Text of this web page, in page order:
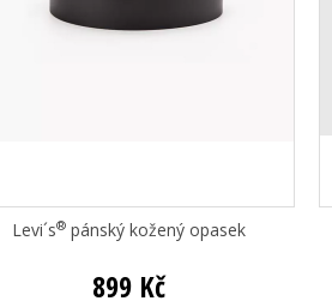
Levi´s® pánský kožený opasek
899 Kč